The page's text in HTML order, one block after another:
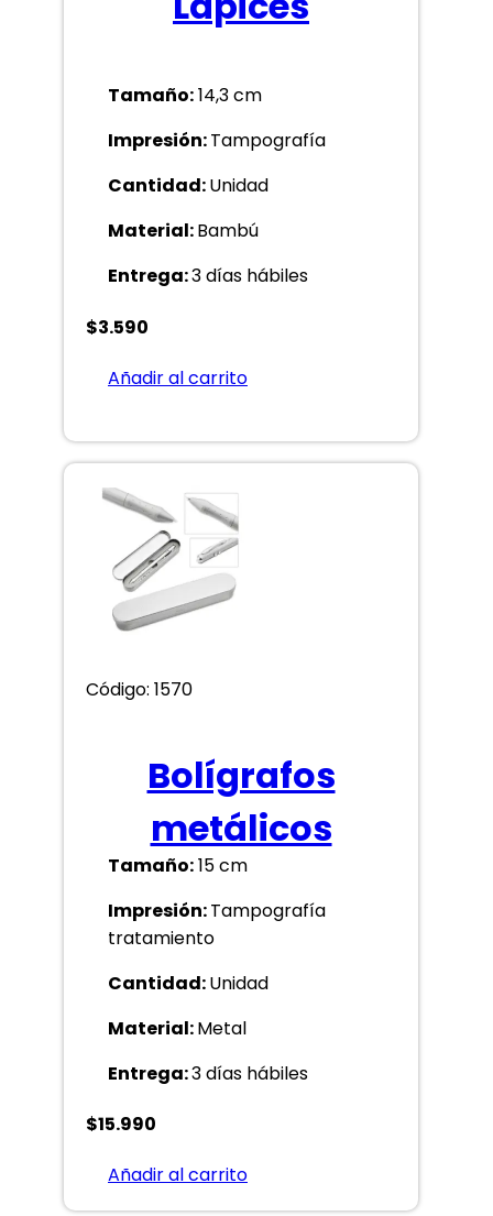
Tamaño:14,3 cm
Impresión:Tampografía
Cantidad:Unidad
Material:Bambú
Entrega:3 días hábiles
$3.590
Añadir al carrito
Código: 1570
Bolígrafos
metálicos
Tamaño:15 cm
Impresión:Tampografía
tratamiento
Cantidad:Unidad
Material:Metal
Entrega:3 días hábiles
$15.990
Añadir al carrito